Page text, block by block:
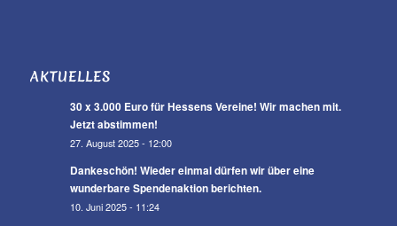
AKTUELLES
30 x 3.000 Euro für Hessens Vereine! Wir machen mit.
Jetzt abstimmen!
27. August 2025 - 12:00
Dankeschön! Wieder einmal dürfen wir über eine
wunderbare Spendenaktion berichten.
10. Juni 2025 - 11:24